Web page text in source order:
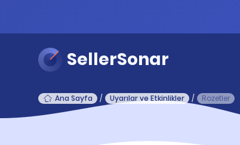
SellerSonar
Ana Sayfa / Uyarılar ve Etkinlikler / Rozetler